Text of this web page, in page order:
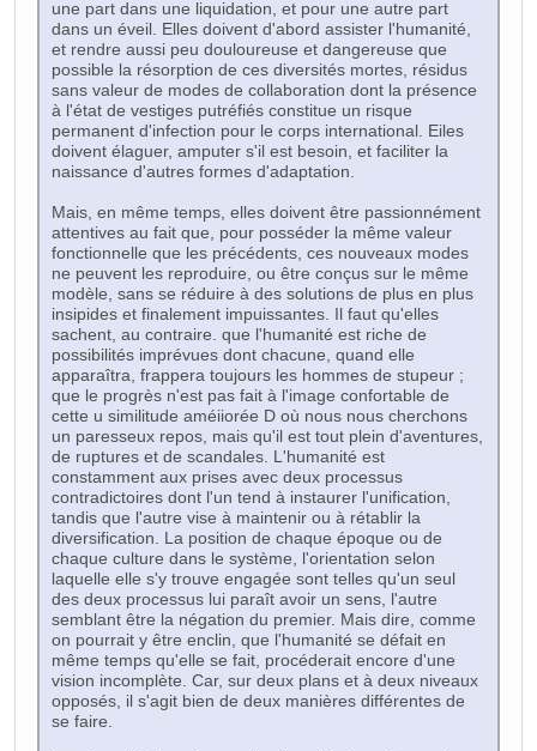
une part dans une liquidation, et pour une autre part
dans un éveil. Elles doivent d'abord assister l'humanité,
et rendre aussi peu douloureuse et dangereuse que
possible la résorption de ces diversités mortes, résidus
sans valeur de modes de collaboration dont la présence
à l'état de vestiges putréfiés constitue un risque
permanent d'infection pour le corps international. Eiles
doivent élaguer, amputer s'il est besoin, et faciliter la
naissance d'autres formes d'adaptation.
Mais, en même temps, elles doivent être passionnément
attentives au fait que, pour posséder la même valeur
fonctionnelle que les précédents, ces nouveaux modes
ne peuvent les reproduire, ou être conçus sur le même
modèle, sans se réduire à des solutions de plus en plus
insipides et finalement impuissantes. Il faut qu'elles
sachent, au contraire. que l'humanité est riche de
possibilités imprévues dont chacune, quand elle
apparaîtra, frappera toujours les hommes de stupeur ;
que le progrès n'est pas fait à l'image confortable de
cette u similitude améiiorée D où nous nous cherchons
un paresseux repos, mais qu'il est tout plein d'aventures,
de ruptures et de scandales. L'humanité est
constamment aux prises avec deux processus
contradictoires dont l'un tend à instaurer l'unification,
tandis que l'autre vise à maintenir ou à rétablir la
diversification. La position de chaque époque ou de
chaque culture dans le système, l'orientation selon
laquelle elle s'y trouve engagée sont telles qu'un seul
des deux processus lui paraît avoir un sens, l'autre
semblant être la négation du premier. Mais dire, comme
on pourrait y être enclin, que l'humanité se défait en
même temps qu'elle se fait, procéderait encore d'une
vision incomplète. Car, sur deux plans et à deux niveaux
opposés, il s'agit bien de deux manières différentes de
se faire.